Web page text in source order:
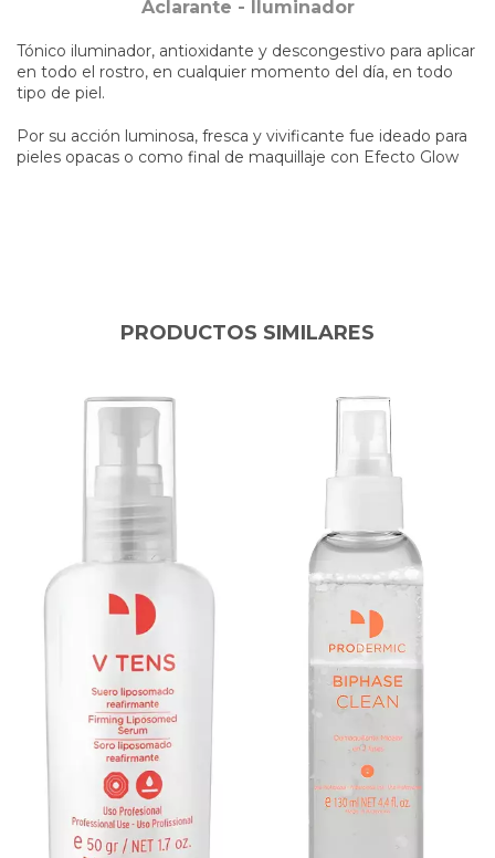
Aclarante - Iluminador
Tónico iluminador, antioxidante y descongestivo para aplicar
en todo el rostro, en cualquier momento del día, en todo
tipo de piel.
Por su acción luminosa, fresca y vivificante fue ideado para
pieles opacas o como final de maquillaje con Efecto Glow
PRODUCTOS SIMILARES